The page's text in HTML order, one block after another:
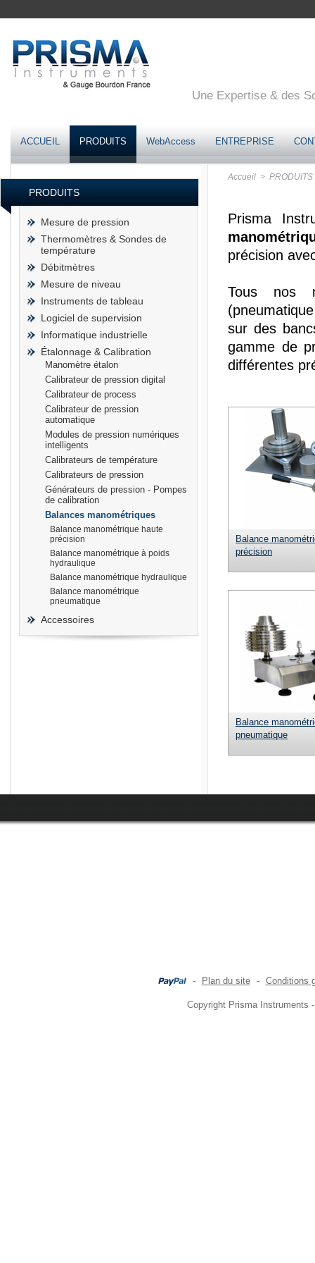
Une Expertise & des
ACCUEIL PRODUITS WebAccess ENTREPRISE
PRODUITS
Mesure de pression
Thermomètres & Sondes de
température
Débitmètres
Mesure de niveau
Instruments de tableau
Logiciel de supervision
Informatique industrielle
Étalonnage & Calibration
Manomètre étalon
Calibrateur de pression digital
Calibrateur de process
Calibrateur de pression
automatique
Modules de pression numériques
intelligents
Calibrateurs de température
Calibrateurs de pression
Générateurs de pression - Pompes
de calibration
Balances manométriques
Balance manométrique haute
précision
Balance manométrique à poids
hydraulique
Balance manométrique hydraulique
Balance manométrique
pneumatique
Accessoires
Accueil > PRODUITS
Prisma
précision
Tous nos
sur des
gamme de
différentes
Balance
précision
Balance
pneumatique
- Plan du site - Conditions
Copyright Prisma Instruments